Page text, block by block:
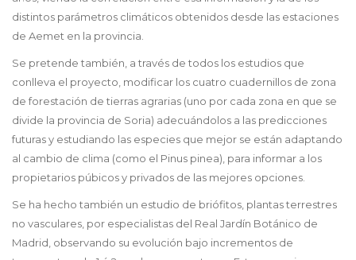
distintos parámetros climáticos obtenidos desde las estaciones
de Aemet en la provincia.
Se pretende también, a través de todos los estudios que
conlleva el proyecto, modificar los cuatro cuadernillos de zona
de forestación de tierras agrarias (uno por cada zona en que se
divide la provincia de Soria) adecuándolos a las predicciones
futuras y estudiando las especies que mejor se están adaptando
al cambio de clima (como el Pinus pinea), para informar a los
propietarios púbicos y privados de las mejores opciones.
Se ha hecho también un estudio de briófitos, plantas terrestres
no vasculares, por especialistas del Real Jardín Botánico de
Madrid, observando su evolución bajo incrementos de